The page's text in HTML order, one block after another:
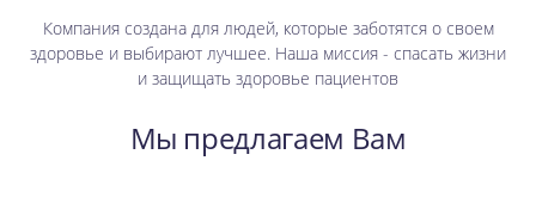
Компания создана для людей, которые заботятся о своем
здоровье и выбирают лучшее. Наша миссия - спасать жизни
и защищать здоровье пациентов
Мы предлагаем Вам